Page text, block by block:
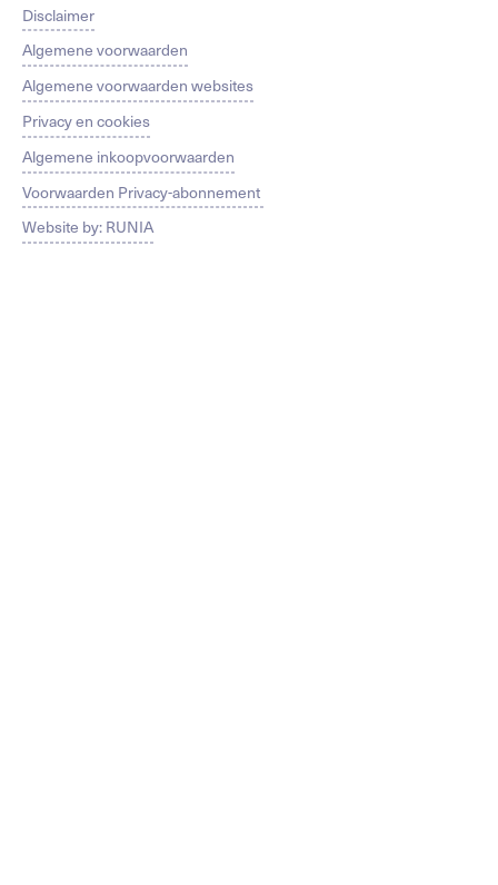
Disclaimer
Algemene voorwaarden
Algemene voorwaarden websites
Privacy en cookies
Algemene inkoopvoorwaarden
Voorwaarden Privacy-abonnement
Website by: RUNIA